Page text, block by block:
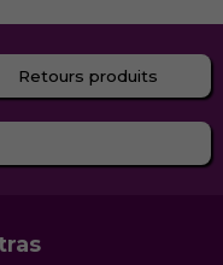
Retours produits